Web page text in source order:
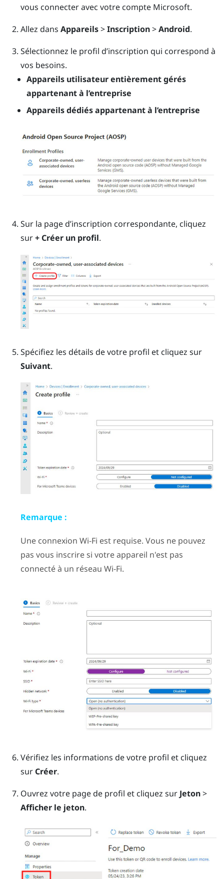
vous connecter avec votre compte Microsoft.
Allez dans Appareils>Inscription>Android.
Sélectionnez le profil d’inscription qui correspond à
vos besoins.
Appareils utilisateur entièrement gérés
appartenant à l’entreprise
Appareils dédiés appartenant à l’entreprise
Sur la page d’inscription correspondante, cliquez
sur+ Créer un profil.
Spécifiez les détails de votre profil et cliquez sur
Suivant.
Remarque :
Une connexion Wi-Fi est requise. Vous ne pouvez
pas vous inscrire si votre appareil n'est pas
connecté à un réseau Wi-Fi.
Vérifiez les informations de votre profil et cliquez
sur Créer.
Ouvrez votre page de profil et cliquez sur Jeton>
Afficher le jeton.